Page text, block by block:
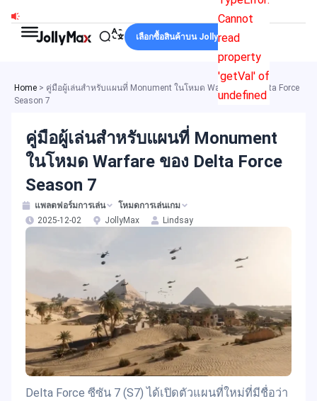
content
Cannot
read
property
'getVal' of
undefined
เลือกซื้อสินค้าบน JollyMax
Home > คู่มือผู้เล่นสำหรับแผนที่ Monument ในโหมด Warfare ของ Delta Force
Season 7
คู่มือผู้เล่นสำหรับแผนที่ Monument
ในโหมด Warfare ของ Delta Force
Season 7
แพลตฟอร์มการเล่น
โหมดการเล่นเกม
2025-12-02
JollyMax Lindsay
Delta Force ซีซัน 7 (S7) ได้เปิดตัวแผนที่ใหม่ที่มีชื่อว่า